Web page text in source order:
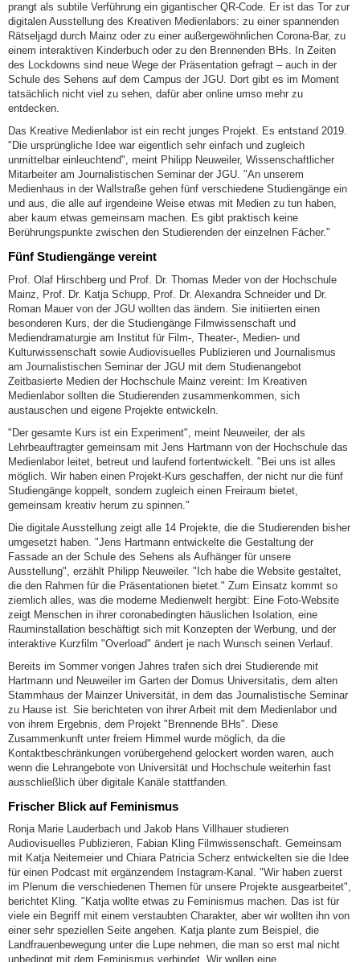
prangt als subtile Verführung ein gigantischer QR-Code. Er ist das Tor zur
digitalen Ausstellung des Kreativen Medienlabors: zu einer spannenden
Rätseljagd durch Mainz oder zu einer außergewöhnlichen Corona-Bar, zu
einem interaktiven Kinderbuch oder zu den Brennenden BHs. In Zeiten
des Lockdowns sind neue Wege der Präsentation gefragt – auch in der
Schule des Sehens auf dem Campus der JGU. Dort gibt es im Moment
tatsächlich nicht viel zu sehen, dafür aber online umso mehr zu
entdecken.
Das Kreative Medienlabor ist ein recht junges Projekt. Es entstand 2019.
"Die ursprüngliche Idee war eigentlich sehr einfach und zugleich
unmittelbar einleuchtend", meint Philipp Neuweiler, Wissenschaftlicher
Mitarbeiter am Journalistischen Seminar der JGU. "An unserem
Medienhaus in der Wallstraße gehen fünf verschiedene Studiengänge ein
und aus, die alle auf irgendeine Weise etwas mit Medien zu tun haben,
aber kaum etwas gemeinsam machen. Es gibt praktisch keine
Berührungspunkte zwischen den Studierenden der einzelnen Fächer."
Fünf Studiengänge vereint
Prof. Olaf Hirschberg und Prof. Dr. Thomas Meder von der Hochschule
Mainz, Prof. Dr. Katja Schupp, Prof. Dr. Alexandra Schneider und Dr.
Roman Mauer von der JGU wollten das ändern. Sie initiierten einen
besonderen Kurs, der die Studiengänge Filmwissenschaft und
Mediendramaturgie am Institut für Film-, Theater-, Medien- und
Kulturwissenschaft sowie Audiovisuelles Publizieren und Journalismus
am Journalistischen Seminar der JGU mit dem Studienangebot
Zeitbasierte Medien der Hochschule Mainz vereint: Im Kreativen
Medienlabor sollten die Studierenden zusammenkommen, sich
austauschen und eigene Projekte entwickeln.
"Der gesamte Kurs ist ein Experiment", meint Neuweiler, der als
Lehrbeauftragter gemeinsam mit Jens Hartmann von der Hochschule das
Medienlabor leitet, betreut und laufend fortentwickelt. "Bei uns ist alles
möglich. Wir haben einen Projekt-Kurs geschaffen, der nicht nur die fünf
Studiengänge koppelt, sondern zugleich einen Freiraum bietet,
gemeinsam kreativ herum zu spinnen."
Die digitale Ausstellung zeigt alle 14 Projekte, die die Studierenden bisher
umgesetzt haben. "Jens Hartmann entwickelte die Gestaltung der
Fassade an der Schule des Sehens als Aufhänger für unsere
Ausstellung", erzählt Philipp Neuweiler. "Ich habe die Website gestaltet,
die den Rahmen für die Präsentationen bietet." Zum Einsatz kommt so
ziemlich alles, was die moderne Medienwelt hergibt: Eine Foto-Website
zeigt Menschen in ihrer coronabedingten häuslichen Isolation, eine
Rauminstallation beschäftigt sich mit Konzepten der Werbung, und der
interaktive Kurzfilm "Overload" ändert je nach Wunsch seinen Verlauf.
Bereits im Sommer vorigen Jahres trafen sich drei Studierende mit
Hartmann und Neuweiler im Garten der Domus Universitatis, dem alten
Stammhaus der Mainzer Universität, in dem das Journalistische Seminar
zu Hause ist. Sie berichteten von ihrer Arbeit mit dem Medienlabor und
von ihrem Ergebnis, dem Projekt "Brennende BHs". Diese
Zusammenkunft unter freiem Himmel wurde möglich, da die
Kontaktbeschränkungen vorübergehend gelockert worden waren, auch
wenn die Lehrangebote von Universität und Hochschule weiterhin fast
ausschließlich über digitale Kanäle stattfanden.
Frischer Blick auf Feminismus
Ronja Marie Lauderbach und Jakob Hans Villhauer studieren
Audiovisuelles Publizieren, Fabian Kling Filmwissenschaft. Gemeinsam
mit Katja Neitemeier und Chiara Patricia Scherz entwickelten sie die Idee
für einen Podcast mit ergänzendem Instagram-Kanal. "Wir haben zuerst
im Plenum die verschiedenen Themen für unsere Projekte ausgearbeitet",
berichtet Kling. "Katja wollte etwas zu Feminismus machen. Das ist für
viele ein Begriff mit einem verstaubten Charakter, aber wir wollten ihn von
einer sehr speziellen Seite angehen. Katja plante zum Beispiel, die
Landfrauenbewegung unter die Lupe nehmen, die man so erst mal nicht
unbedingt mit dem Feminismus verbindet. Wir wollen eine